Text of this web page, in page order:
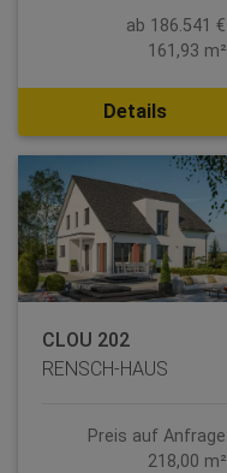
ab 186.541 €
161,93 m²
Details
CLOU 202
RENSCH-HAUS
Preis auf Anfrage
218,00 m²